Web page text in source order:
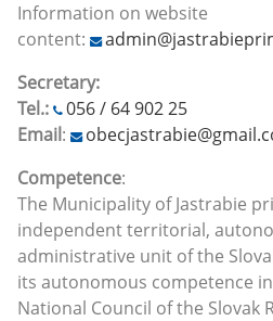
Information on website
content:
Secretary:
Tel.:
056 / 64 902 25
Email:
Competence:
The Municipality of Jastrabie
independent territorial,
administrative unit of the
its autonomous competence
National Council of the Slovak